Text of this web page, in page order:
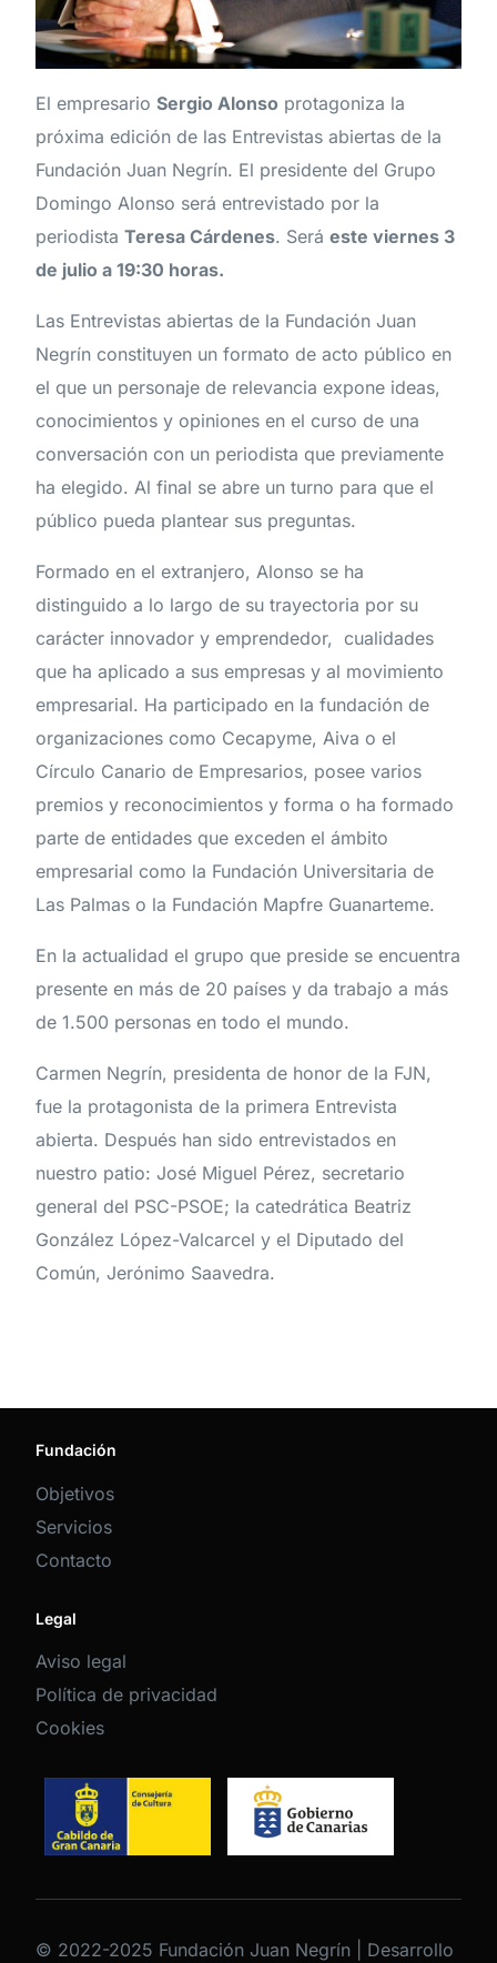
El empresarioSergio Alonso protagoniza la
próxima edición de las Entrevistas abiertas de la
Fundación Juan Negrín. El presidente del Grupo
Domingo Alonso será entrevistado por la
periodistaTeresa Cárdenes. Seráeste viernes 3
de julio a 19:30 horas.
Las Entrevistas abiertas de la Fundación Juan
Negrín constituyen un formato de acto público en
el que un personaje de relevancia expone ideas,
conocimientos y opiniones en el curso de una
conversación con un periodista que previamente
ha elegido. Al final se abre un turno para que el
público pueda plantear sus preguntas.
Formado en el extranjero, Alonso se ha
distinguido a lo largo de su trayectoria por su
carácter innovador y emprendedor, cualidades
que ha aplicado a sus empresas y al movimiento
empresarial. Ha participado en la fundación de
organizaciones como Cecapyme, Aiva o el
Círculo Canario de Empresarios, posee varios
premios y reconocimientos y forma o ha formado
parte de entidades que exceden el ámbito
empresarial como la Fundación Universitaria de
Las Palmas o la Fundación Mapfre Guanarteme.
En la actualidad el grupo que preside se encuentra
presente en más de 20 países y da trabajo a más
de 1.500 personas en todo el mundo.
Carmen Negrín, presidenta de honor de la FJN,
fue la protagonista de la primera Entrevista
abierta. Después han sido entrevistados en
nuestro patio: José Miguel Pérez, secretario
general del PSC-PSOE; la catedrática Beatriz
González López-Valcarcel y el Diputado del
Común, Jerónimo Saavedra.
Fundación
Objetivos
Servicios
Contacto
Legal
Aviso legal
Política de privacidad
Cookies
© 2022-2025 Fundación Juan Negrín | Desarrollo